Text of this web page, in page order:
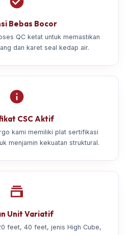
Bebas Bocor
QC ketat untuk memastikan
dan karet seal kedap air.
CSC Aktif
kami memiliki plat sertifikasi
menjamin kekuatan struktural.
Unit Variatif
feet, 40 feet, jenis High Cube,